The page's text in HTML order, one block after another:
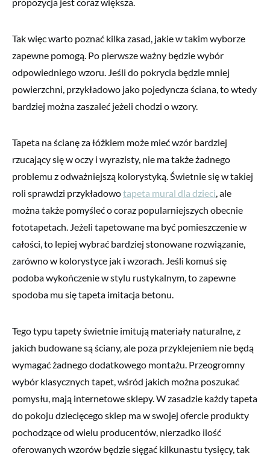
Tak więc warto poznać kilka zasad, jakie w takim wyborze
zapewne pomogą. Po pierwsze ważny będzie wybór
odpowiedniego wzoru. Jeśli do pokrycia będzie mniej
powierzchni, przykładowo jako pojedyncza ściana, to wtedy
bardziej można zaszaleć jeżeli chodzi o wzory.
Tapeta na ścianę za łóżkiem może mieć wzór bardziej
rzucający się w oczy i wyrazisty, nie ma także żadnego
problemu z odważniejszą kolorystyką. Świetnie się w takiej
roli sprawdzi przykładowotapeta mural dla dzieci, ale
można także pomyśleć o coraz popularniejszych obecnie
fototapetach. Jeżeli tapetowane ma być pomieszczenie w
całości, to lepiej wybrać bardziej stonowane rozwiązanie,
zarówno w kolorystyce jak i wzorach. Jeśli komuś się
podoba wykończenie w stylu rustykalnym, to zapewne
spodoba mu się tapeta imitacja betonu.
Tego typu tapety świetnie imitują materiały naturalne, z
jakich budowane są ściany, ale poza przyklejeniem nie będą
wymagać żadnego dodatkowego montażu. Przeogromny
wybór klasycznych tapet, wśród jakich można poszukać
pomysłu, mają internetowe sklepy. W zasadzie każdy tapeta
do pokoju dziecięcego sklep ma w swojej ofercie produkty
pochodzące od wielu producentów, nierzadko ilość
oferowanych wzorów będzie sięgać kilkunastu tysięcy, tak